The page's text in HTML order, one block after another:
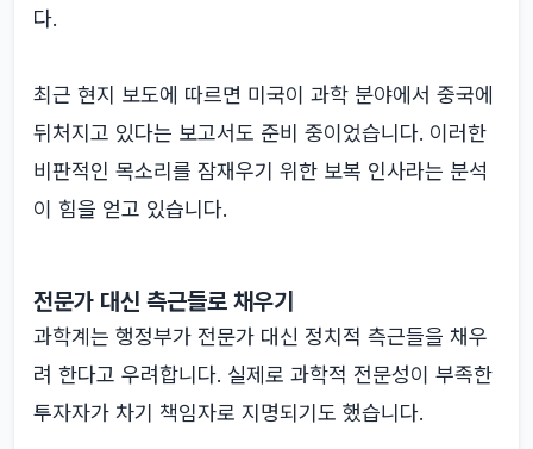
다.
최근 현지 보도에 따르면 미국이 과학 분야에서 중국에
뒤처지고 있다는 보고서도 준비 중이었습니다. 이러한
비판적인 목소리를 잠재우기 위한 보복 인사라는 분석
이 힘을 얻고 있습니다.
전문가 대신 측근들로 채우기
과학계는 행정부가 전문가 대신 정치적 측근들을 채우
려 한다고 우려합니다. 실제로 과학적 전문성이 부족한
투자자가 차기 책임자로 지명되기도 했습니다.